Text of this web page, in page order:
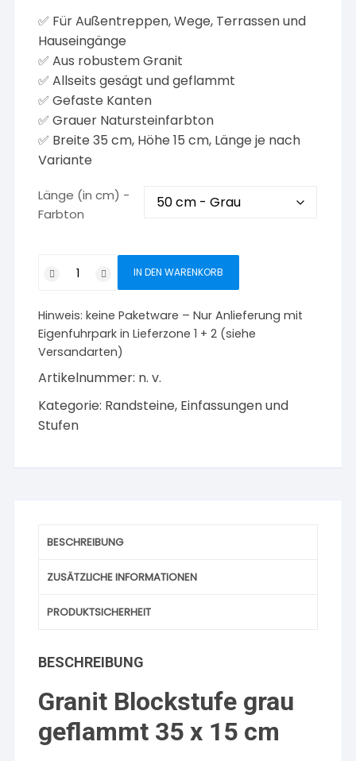
✅ Für Außentreppen, Wege, Terrassen und
Hauseingänge
✅ Aus robustem Granit
✅ Allseits gesägt und geflammt
✅ Gefaste Kanten
✅ Grauer Natursteinfarbton
✅ Breite 35 cm, Höhe 15 cm, Länge je nach
Variante
Länge (in cm) -
Farbton
Blockstufe
geflammt
35
x
15
Menge
IN DEN WARENKORB
Hinweis:keine Paketware – Nur Anlieferung mit
Eigenfuhrpark in Lieferzone 1 + 2 (siehe
Versandarten)
Artikelnummer: n. v.
Kategorie: Randsteine, Einfassungen und
Stufen
BESCHREIBUNG
ZUSÄTZLICHE INFORMATIONEN
PRODUKTSICHERHEIT
BESCHREIBUNG
Granit Blockstufe grau
geflammt 35 x 15 cm